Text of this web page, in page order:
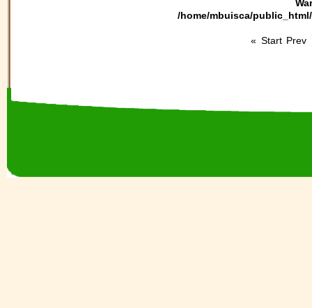
/home/mbuisca/
« Start Prev